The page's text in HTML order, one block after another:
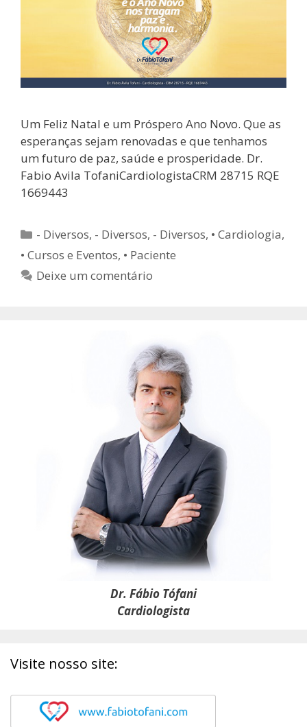
Um Feliz Natal e um Próspero Ano Novo. Que as
esperanças sejam renovadas e que tenhamos
um futuro de paz, saúde e prosperidade. Dr.
Fabio Avila TofaniCardiologistaCRM 28715 RQE
1669443
Categorias
- Diversos, - Diversos, - Diversos, • Cardiologia,
• Cursos e Eventos, • Paciente
Deixe um comentário
Dr. Fábio Tófani
Cardiologista
Visite nosso site: